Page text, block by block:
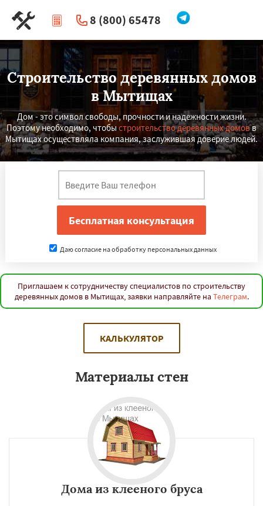
8 (800) 65478
| Перезвоните мне
Строительство деревянных домов
в Мытищах
Дом - это символ свободы, прочности и надежности жизни.
Поэтому необходимо, чтобыстроительство деревянных домовв
Мытищах осуществляла компания, заслужившая доверие людей.
Даю согласие на обработку персональных данных
Приглашаем к сотрудничеству специалистов по строительству
деревянных домов в Мытищах, заявки направляйте на Телеграм.
КАЛЬКУЛЯТОР
Материалы стен
Дома из клееного бруса